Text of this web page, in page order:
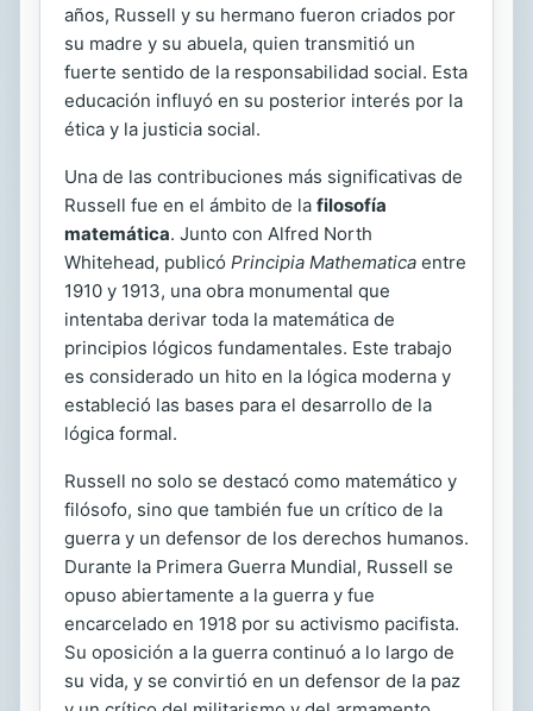
años, Russell y su hermano fueron criados por
su madre y su abuela, quien transmitió un
fuerte sentido de la responsabilidad social. Esta
educación influyó en su posterior interés por la
ética y la justicia social.
Una de las contribuciones más significativas de
Russell fue en el ámbito de la filosofía
matemática. Junto con Alfred North
Whitehead, publicó Principia Mathematica entre
1910 y 1913, una obra monumental que
intentaba derivar toda la matemática de
principios lógicos fundamentales. Este trabajo
es considerado un hito en la lógica moderna y
estableció las bases para el desarrollo de la
lógica formal.
Russell no solo se destacó como matemático y
filósofo, sino que también fue un crítico de la
guerra y un defensor de los derechos humanos.
Durante la Primera Guerra Mundial, Russell se
opuso abiertamente a la guerra y fue
encarcelado en 1918 por su activismo pacifista.
Su oposición a la guerra continuó a lo largo de
su vida, y se convirtió en un defensor de la paz